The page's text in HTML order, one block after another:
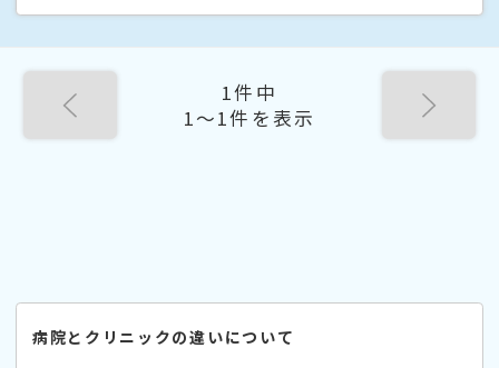
1件中
1〜1件を表示
病院とクリニックの違いについて